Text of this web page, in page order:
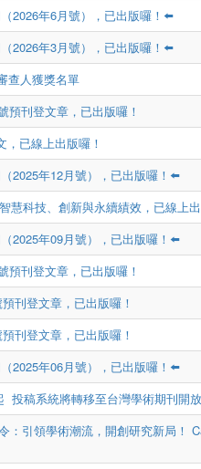
2026年6月號），已出版囉！⬅️
2026年3月號），已出版囉！⬅️
查人獲獎名單
刊登文章，已出版囉！
，已線上出版囉！
2025年12月號），已出版囉！⬅️
慧科技、創新與永續績效，已線上出
2025年09月號），已出版囉！⬅️
刊登文章，已出版囉！
刊登文章，已出版囉！
刊登文章，已出版囉！
2025年06月號），已出版囉！⬅️
投稿系統將轉移至台灣學術期刊開
：引領學術潮流，開創研究新局！